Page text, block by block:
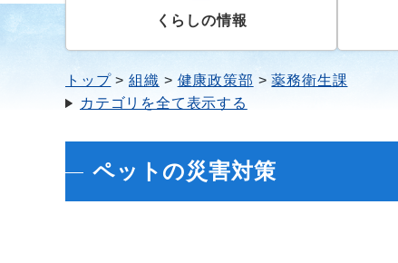
くらしの情報
トップ 組織 健康政策部
薬務衛生課
カテゴリを全て表示する
ペットの災害対策